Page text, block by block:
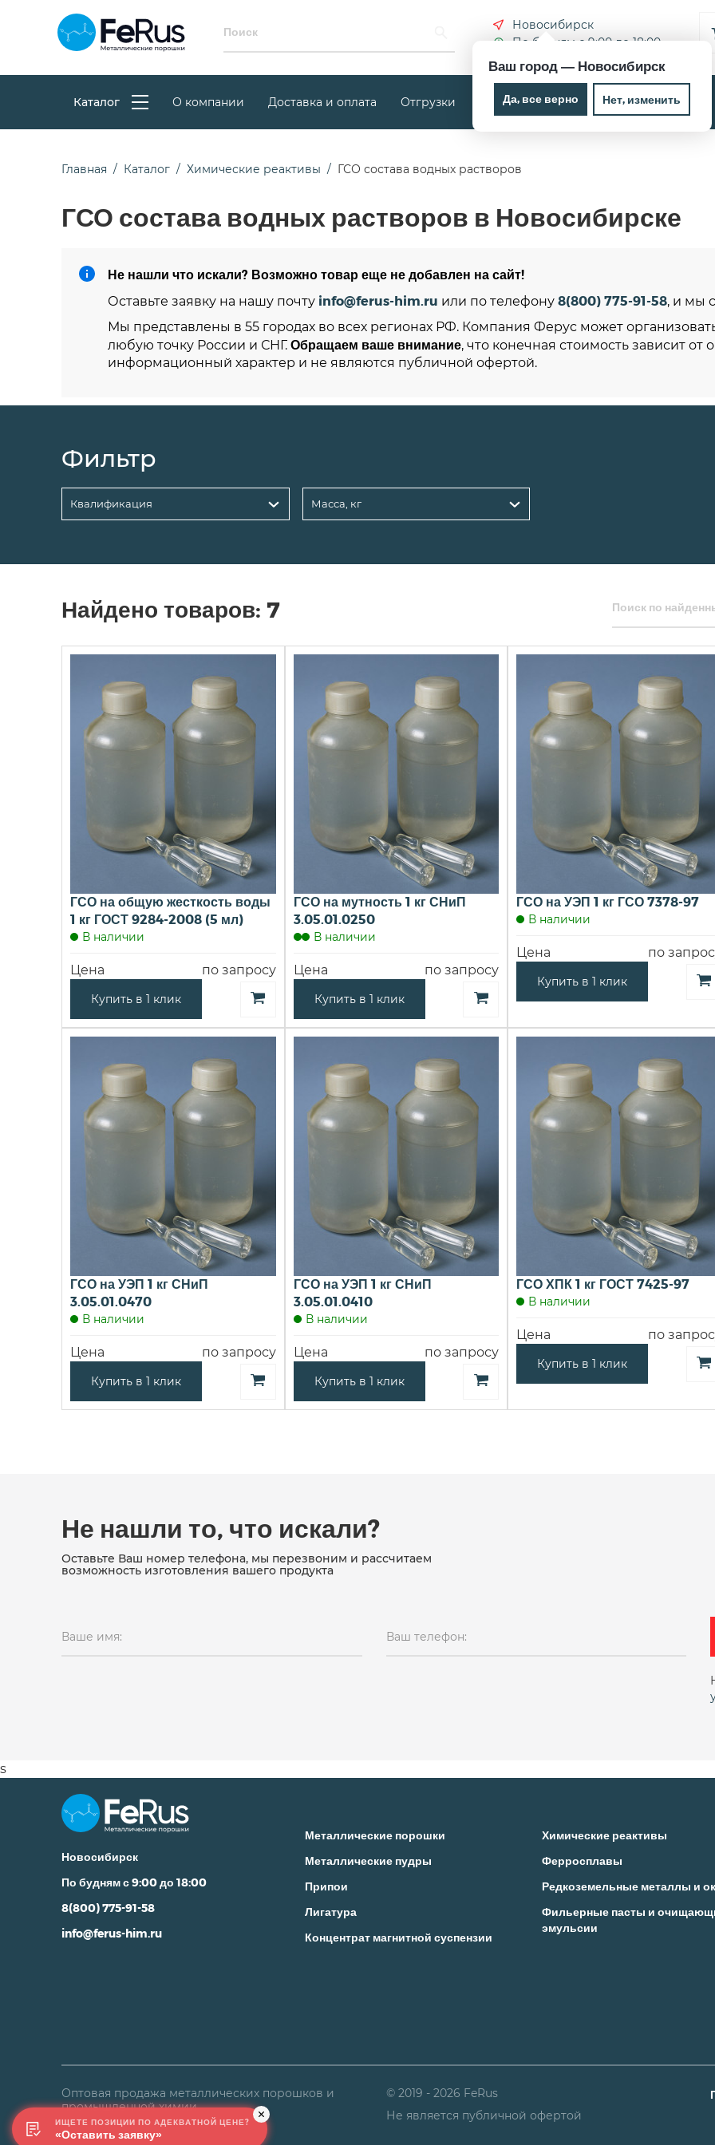
Новосибирск
Ваш город — Новосибирск
Да, все верно Нет, изменить
По будням с 9:00 до 18:00
Каталог О компании Доставка и оплата Отгрузки Новости Контакты
Главная Каталог Химические реактивы ГСО состава водных растворов
ГСО состава водных растворов в Новосибирске
Не нашли что искали? Возможно товар еще не добавлен на сайт!
Оставьте заявку на нашу почту info@ferus-him.ru или по телефону 8(800) 775-91-58, и мы
Мы представлены в 55 городах во всех регионах РФ. Компания Ферус может
любую точку России и СНГ. Обращаем ваше внимание, что конечная стоимость зависит от
информационный характер и не являются публичной офертой.
Фильтр
Квалификация Масса, кг
Найдено товаров: 7
ГСО на общую жесткость воды
1 кг ГОСТ 9284-2008 (5 мл)
В наличии
Цена по запросу
Купить в 1 клик
ГСО на мутность 1 кг СНиП
3.05.01.0250
В наличии
Цена по запросу
Купить в 1 клик
ГСО на УЭП 1 кг ГСО 7378-97
В наличии
Цена по
Купить в 1 клик
ГСО на УЭП 1 кг СНиП
3.05.01.0470
В наличии
Цена по запросу
Купить в 1 клик
ГСО на УЭП 1 кг СНиП
3.05.01.0410
В наличии
Цена по запросу
Купить в 1 клик
ГСО ХПК 1 кг ГОСТ 7425-97
В наличии
Цена по
Купить в 1 клик
Не нашли то, что искали?
Оставьте Ваш номер телефона, мы перезвоним и рассчитаем
возможность изготовления вашего продукта
Ваше имя: Ваш телефон:
s
Новосибирск
По будням с 9:00 до 18:00
8(800) 775-91-58
info@ferus-him.ru
Металлические порошки
Металлические пудры
Припои
Лигатура
Концентрат магнитной суспензии
Химические реактивы
Ферросплавы
Редкоземельные металлы и
Фильерные пасты и
эмульсии
Оптовая продажа металлических порошков и
промышленной химии
© 2019 - 2026 FeRus
Не является публичной офертой
ИЩЕТЕ ПОЗИЦИИ ПО АДЕКВАТНОЙ ЦЕНЕ?
«Оставить заявку»